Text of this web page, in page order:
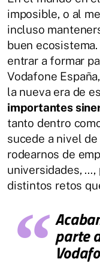
imposible, o al
incluso
buen
entrar a formar
Vodafone
la nueva era de
importantes
tanto dentro
sucede a nivel
rodearnos de
universidades, …,
distintos retos
parte